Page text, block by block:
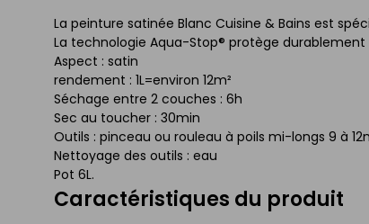
La peinture satinée Blanc Cuisine & Bains est
La technologie Aqua-Stop® protège
Aspect : satin
rendement : 1L=environ 12m²
Séchage entre 2 couches : 6h
Sec au toucher : 30min
Outils : pinceau ou rouleau à poils mi-longs 9 à
Nettoyage des outils : eau
Pot 6L.
Caractéristiques du produit